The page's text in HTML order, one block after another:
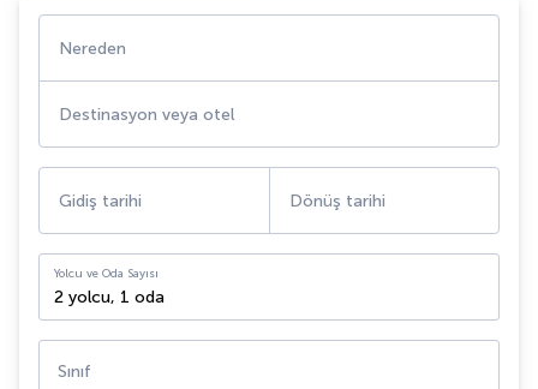
Nereden
Destinasyon veya otel
Gidiş tarihi Dönüş tarihi
Yolcu ve Oda Sayısı
2 yolcu, 1 oda
Sınıf